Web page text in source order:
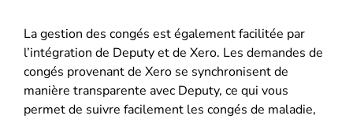
La gestion des congés est également facilitée par
l’intégration de Deputy et de Xero. Les demandes de
congés provenant de Xero se synchronisent de
manière transparente avec Deputy, ce qui vous
permet de suivre facilement les congés de maladie,